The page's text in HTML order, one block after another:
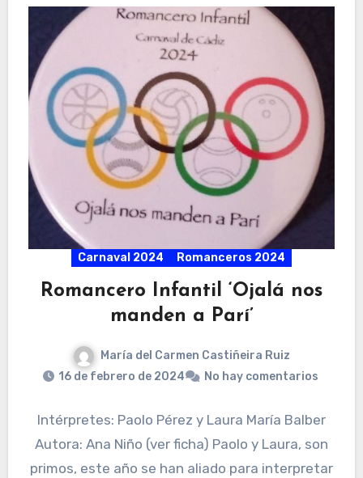
Carnaval 2024 Romanceros 2024
Romancero Infantil ‘Ojalá nos
manden a Parí’
María del Carmen Castiñeira Ruiz
16 de febrero de 2024
No hay comentarios
Intérpretes: Paolo Pérez y Laura María Balber
Autora: Ana Niño (ver ficha) Paolo y Laura, son
primos, este año se han aliado para interpretar